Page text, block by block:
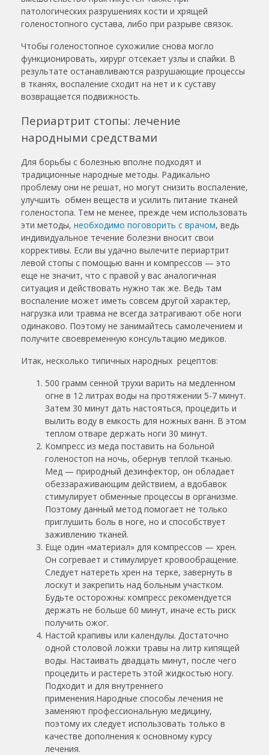
патологических разрушениях кости и хрящей
голеностопного сустава, либо при разрыве связок.
Чтобы голеностопное сухожилие снова могло
функционировать, хирург отсекает узлы и спайки. В
результате останавливаются разрушающие процессы
в тканях, воспаление сходит на нет и к суставу
возвращается подвижность.
Периартрит стопы: лечение
народными средствами
Для борьбы с болезнью вполне подходят и
традиционные народные методы. Радикально
проблему они не решат, но могут снизить воспаление,
улучшить обмен веществ и усилить питание тканей
голеностопа. Тем не менее, прежде чем использовать
эти методы, необходимо поговорить с врачом, ведь
индивидуальное течение болезни вносит свои
коррективы. Если вы удачно вылечите периартрит
левой стопы с помощью ванн и компрессов — это
еще не значит, что с правой у вас аналогичная
ситуация и действовать нужно так же. Ведь там
воспаление может иметь совсем другой характер,
нагрузка или травма не всегда затрагивают обе ноги
одинаково. Поэтому не занимайтесь самолечением и
получите своевременную консультацию медиков.
Итак, несколько типичных народных рецептов:
500 грамм сенной трухи варить на медленном
огне в 12 литрах воды на протяжении 5-7 минут.
Затем 30 минут дать настояться, процедить и
вылить воду в емкость для ножных ванн. В этом
теплом отваре держать ноги 30 минут.
Компресс из меда поставить на больной
голеностоп на ночь, обернув теплой тканью.
Мед — природный дезинфектор, он обладает
обеззараживающим действием, а вдобавок
стимулирует обменные процессы в организме.
Поэтому данный метод помогает не только
приглушить боль в ноге, но и способствует
заживлению тканей.
Еще один «материал» для компрессов — хрен.
Он согревает и стимулирует кровообращение.
Следует натереть хрен на терке, завернуть в
лоскут и закрепить над больным участком.
Будьте осторожны: компресс рекомендуется
держать не больше 60 минут, иначе есть риск
получить ожог.
Настой крапивы или календулы. Достаточно
одной столовой ложки травы на литр кипящей
воды. Настаивать двадцать минут, после чего
процедить и растереть этой жидкостью ногу.
Подходит и для внутреннего
применения.Народные способы лечения не
заменяют профессиональную медицину,
поэтому их следует использовать только в
качестве дополнения к основному курсу
лечения.